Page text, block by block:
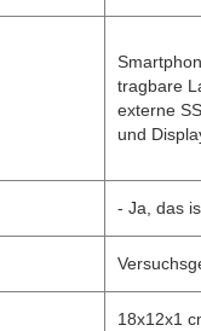
tragbare
externe
und
- Ja, das
18x12x1